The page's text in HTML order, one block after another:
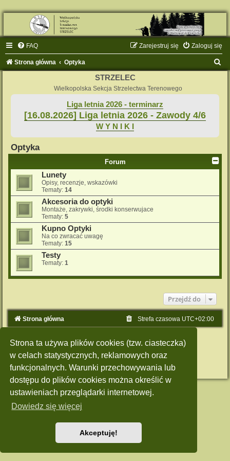
Strona ta używa plików cookies (tzw. ciasteczka)
w celach statystycznych, reklamowych oraz
funkcjonalnych. Warunki przechowywania lub
dostępu do plików cookies można określić w
ustawieniach przeglądarki internetowej.
Dowiedz się więcej
Akceptuję!
FAQ Zaloguj się
Zarejestruj się
Strona główna Optyka
STRZELEC
Wielkopolska Sekcja Strzelectwa Terenowego
Liga letnia 2026 - terminarz
[16.08.2026] Liga letnia 2026 - Zawody 4/6
W Y N I K I
Optyka
Forum
Lunety
Opisy, recenzje, wskazówki
Tematy: 14
Akcesoria do optyki
Montaże, zakrywki, środki konserwujace
Tematy: 5
Kupno Optyki
Na co zwracać uwagę
Tematy: 15
Testy
Tematy: 1
Przejdź do
Strona główna Strefa czasowa UTC+02:00
Polski pakiet językowy dostarcza phpBB.pl
Style: Green-Style by Joyce&Luna
phpBB-Style-Design
Zasady ochrony danych osobowych